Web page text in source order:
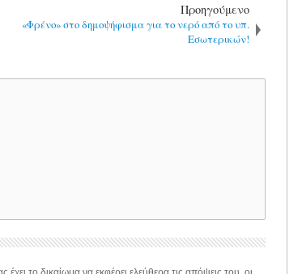
Προηγούμενο
«Φρένο» στο δημοψήφισμα για το νερό από το υπ.
Εσωτερικών!